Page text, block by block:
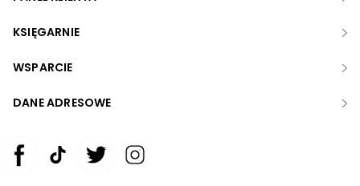
KSIĘGARNIE
WSPARCIE
DANE ADRESOWE
Zwiększ rozmiar czcionki